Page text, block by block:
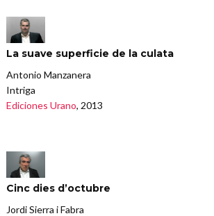
La suave superficie de la culata
Antonio Manzanera
Intriga
Ediciones Urano, 2013
Cinc dies d’octubre
Jordi Sierra i Fabra